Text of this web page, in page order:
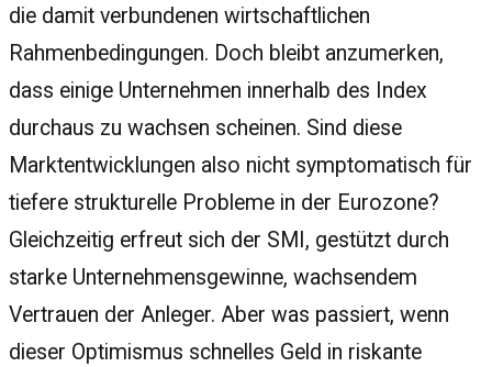
die damit verbundenen wirtschaftlichen
Rahmenbedingungen. Doch bleibt anzumerken,
dass einige Unternehmen innerhalb des Index
durchaus zu wachsen scheinen. Sind diese
Marktentwicklungen also nicht symptomatisch für
tiefere strukturelle Probleme in der Eurozone?
Gleichzeitig erfreut sich der SMI, gestützt durch
starke Unternehmensgewinne, wachsendem
Vertrauen der Anleger. Aber was passiert, wenn
dieser Optimismus schnelles Geld in riskante